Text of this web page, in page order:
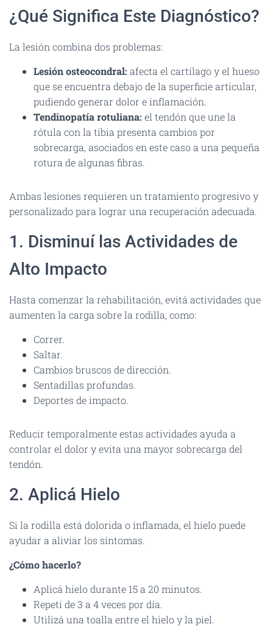
¿Qué Significa Este Diagnóstico?
La lesión combina dos problemas:
Lesión osteocondral: afecta el cartílago y el hueso
que se encuentra debajo de la superficie articular,
pudiendo generar dolor e inflamación.
Tendinopatía rotuliana: el tendón que une la
rótula con la tibia presenta cambios por
sobrecarga, asociados en este caso a una pequeña
rotura de algunas fibras.
Ambas lesiones requieren un tratamiento progresivo y
personalizado para lograr una recuperación adecuada.
1. Disminuí las Actividades de
Alto Impacto
Hasta comenzar la rehabilitación, evitá actividades que
aumenten la carga sobre la rodilla, como:
Correr.
Saltar.
Cambios bruscos de dirección.
Sentadillas profundas.
Deportes de impacto.
Reducir temporalmente estas actividades ayuda a
controlar el dolor y evita una mayor sobrecarga del
tendón.
2. Aplicá Hielo
Si la rodilla está dolorida o inflamada, el hielo puede
ayudar a aliviar los síntomas.
¿Cómo hacerlo?
Aplicá hielo durante 15 a 20 minutos.
Repetí de 3 a 4 veces por día.
Utilizá una toalla entre el hielo y la piel.